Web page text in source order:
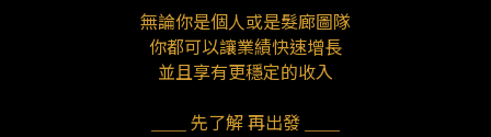
無論你是個人或是髮廊圖隊
你都可以讓業績快速增長
並且享有更穩定的收入
＿＿ 先了解 再出發 ＿＿